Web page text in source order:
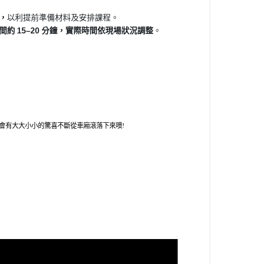
以利提前準備材料及安排課程。
約 15–20 分鐘，實際時間依現場狀況調整 。
有大大小小的驚喜不斷從車廂滾落下來噢!